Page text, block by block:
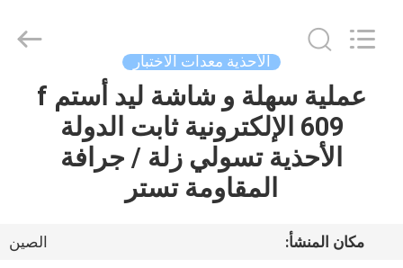
منزل،
معلومات
Ltd.，.
Developed
الأحذية معدات الاختبار
عملية سهلة و شاشة ليد أستم f
609 الإلكترونية ثابت الدولة
الأحذية تسولي زلة / جرافة
المقاومة تستر
مكان المنشأ:
الصين